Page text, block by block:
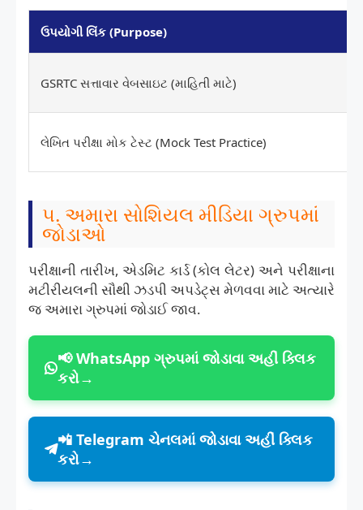
ઉપયોગી લિંક (Purpose)
GSRTC સત્તાવાર વેબસાઇટ (માહિતી માટે)
લેખિત પરીક્ષા મોક ટેસ્ટ (Mock Test Practice)
૫. અમારા સોશિયલ મીડિયા ગ્રુપમાં
જોડાઓ
પરીક્ષાની તારીખ, એડમિટ કાર્ડ (કોલ લેટર) અને પરીક્ષાના
મટીરીયલની સૌથી ઝડપી અપડેટ્સ મેળવવા માટે અત્યારે
જ અમારા ગ્રુપમાં જોડાઈ જાવ.
📢 WhatsApp ગ્રુપમાં જોડાવા અહીં ક્લિક
કરો→
📲 Telegram ચેનલમાં જોડાવા અહીં ક્લિક
કરો→